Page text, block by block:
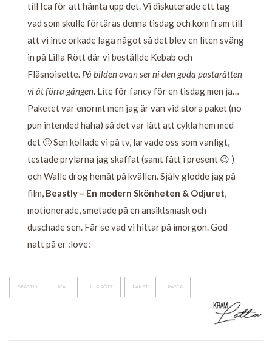
till Ica för att hämta upp det. Vi diskuterade ett tag
vad som skulle förtäras denna tisdag och kom fram till
att vi inte orkade laga något så det blev en liten sväng
in på Lilla Rött där vi beställde Kebab och
Fläsnoisette. På bilden ovan ser ni den goda pastarätten
vi åt förra gången. Lite för fancy för en tisdag men ja…
Paketet var enormt men jag är van vid stora paket (no
pun intended haha) så det var lätt att cykla hem med
det 🙂 Sen kollade vi på tv, larvade oss som vanligt,
testade prylarna jag skaffat (samt fått i present 😉 )
och Walle drog hemåt på kvällen. Själv glodde jag på
film, Beastly – En modern Skönheten & Odjuret,
motionerade, smetade på en ansiktsmask och
duschade sen. Får se vad vi hittar på imorgon. God
natt på er :love:
BEASTLY ICA LILLA RÖTT PAKET PASTA